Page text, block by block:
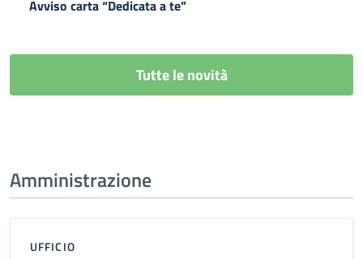
Avviso carta “Dedicata a te”
Tutte le novità
Amministrazione
UFFICIO